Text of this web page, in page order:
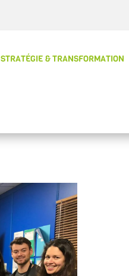
STRATÉGIE & TRANSFORMATION